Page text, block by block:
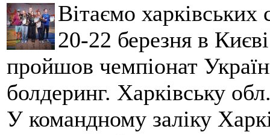
Вітаємо
20-22 березня в
пройшов чемпіонат
болдеринг. Харківську
У командному заліку